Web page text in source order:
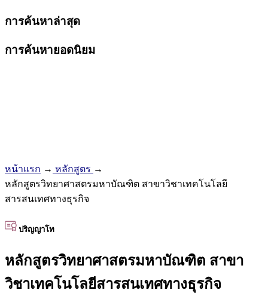
การค้นหาล่าสุด
การค้นหายอดนิยม
หน้าแรก → หลักสูตร →
หลักสูตรวิทยาศาสตรมหาบัณฑิต สาขาวิชาเทคโนโลยี
สารสนเทศทางธุรกิจ
ปริญญาโท
หลักสูตรวิทยาศาสตรมหาบัณฑิต สาขา
วิชาเทคโนโลยีสารสนเทศทางธุรกิจ